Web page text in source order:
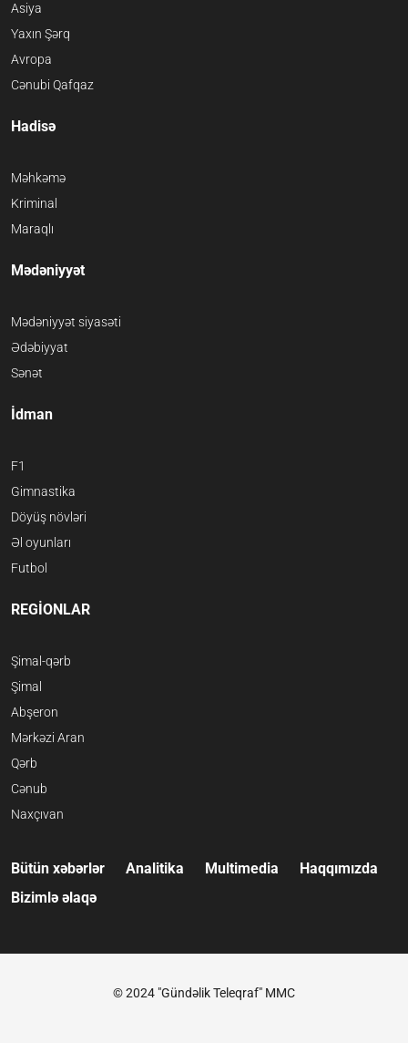
Asiya
Yaxın Şərq
Avropa
Cənubi Qafqaz
Hadisə
Məhkəmə
Kriminal
Maraqlı
Mədəniyyət
Mədəniyyət siyasəti
Ədəbiyyat
Sənət
İdman
F1
Gimnastika
Döyüş növləri
Əl oyunları
Futbol
REGİONLAR
Şimal-qərb
Şimal
Abşeron
Mərkəzi Aran
Qərb
Cənub
Naxçıvan
Bütün xəbərlər Analitika Multimedia
Haqqımızda
Bizimlə əlaqə
© 2024 "Gündəlik Teleqraf" MMC